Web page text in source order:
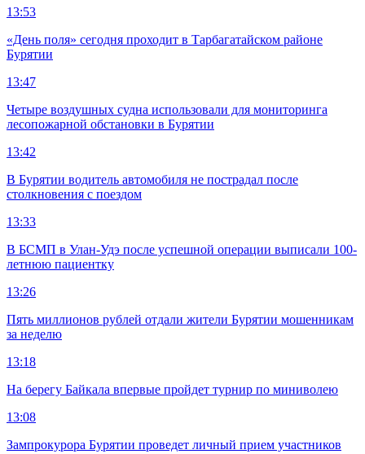
13:53
«День поля» сегодня проходит в Тарбагатайском районе
Бурятии
13:47
Четыре воздушных судна использовали для мониторинга
лесопожарной обстановки в Бурятии
13:42
В Бурятии водитель автомобиля не пострадал после
столкновения с поездом
13:33
В БСМП в Улан-Удэ после успешной операции выписали 100-
летнюю пациентку
13:26
Пять миллионов рублей отдали жители Бурятии мошенникам
за неделю
13:18
На берегу Байкала впервые пройдет турнир по миниволею
13:08
Зампрокурора Бурятии проведет личный прием участников